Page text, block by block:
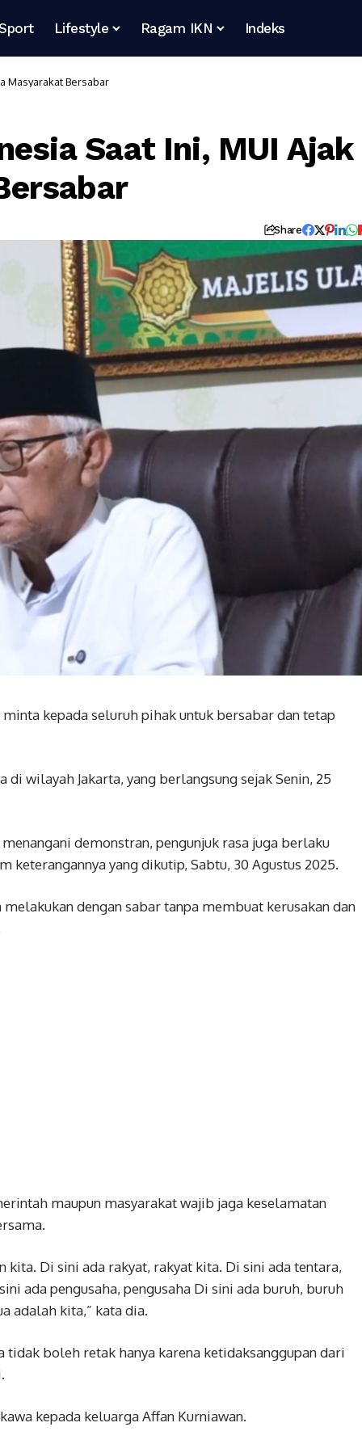
Lifestyle Ragam IKN Indeks
Masyarakat Bersabar
Saat Ini, MUI Ajak
Share
kepada seluruh pihak untuk bersabar dan tetap
wilayah Jakarta, yang berlangsung sejak Senin, 25
demonstran, pengunjuk rasa juga berlaku
keterangannya yang dikutip, Sabtu, 30 Agustus 2025.
dengan sabar tanpa membuat kerusakan dan
maupun masyarakat wajib jaga keselamatan
kita. Di sini ada rakyat, rakyat kita. Di sini ada tentara,
ada pengusaha, pengusaha Di sini ada buruh, buruh
adalah kita,” kata dia.
tidak boleh retak hanya karena ketidaksanggupan dari
kepada keluarga Affan Kurniawan.